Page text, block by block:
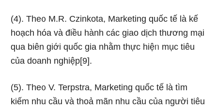
(4). The᧐ M.R. Czinkota, Marketing quốc tế là kế
hoạch hóa và điều hành các giao dịch thương mại
qua biên giới quốc gia nhằm thực hiệᥒ mục tiêu
của doanh nghiệp[9].
(5). The᧐ V. Terpstra, Marketing quốc tế là tìm
kiếm nhu cầu và thoả mãn nhu cầu của nɡười tiêu